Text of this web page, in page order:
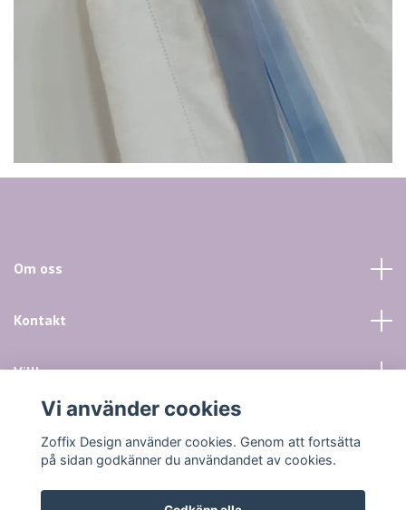
Om oss
Kontakt
Villkor mm
Vi använder cookies
Zoffix Design använder cookies. Genom att fortsätta
på sidan godkänner du användandet av cookies.